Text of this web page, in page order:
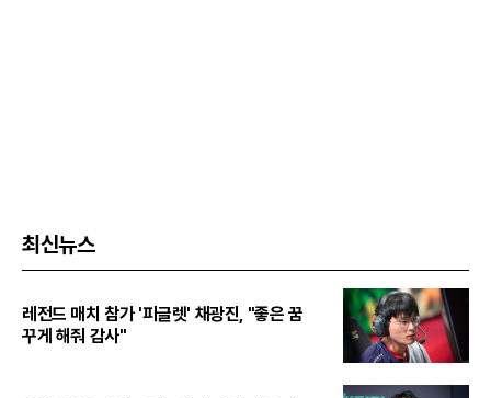
최신뉴스
레전드 매치 참가 '피글렛' 채광진, "좋은 꿈
꾸게 해줘 감사"